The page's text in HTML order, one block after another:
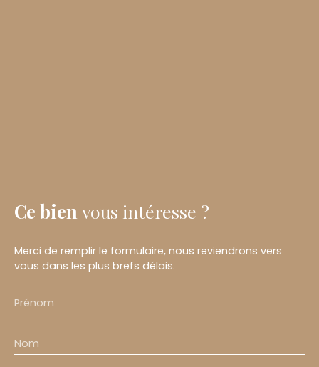
Ce bien vous intéresse ?
Merci de remplir le formulaire, nous reviendrons vers
vous dans les plus brefs délais.
Prénom
Nom